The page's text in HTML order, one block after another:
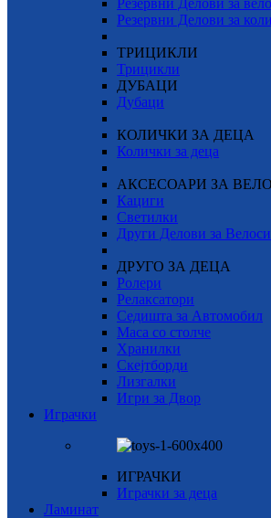
Резервни Делови за
Резервни Делови за
ТРИЦИКЛИ
Трицикли
ДУБАЦИ
Дубаци
КОЛИЧКИ ЗА ДЕЦА
Колички за деца
АКСЕСОАРИ ЗА
Кациги
Светилки
Други Делови за
ДРУГО ЗА ДЕЦА
Ролери
Релаксатори
Седишта за Автомобил
Маса со столче
Хранилки
Скејтборди
Лизгалки
Игри за Двор
Играчки
ИГРАЧКИ
Играчки за деца
Ламинат